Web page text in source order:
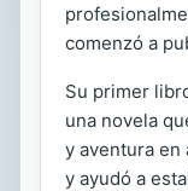
comenzó a
Su primer
una novela
y aventura en
y ayudó a